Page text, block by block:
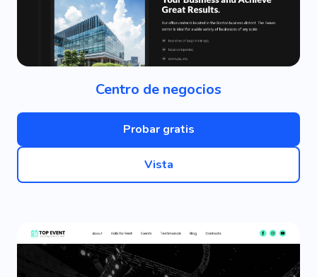
Centro de negocios
Probar gratis
Vista